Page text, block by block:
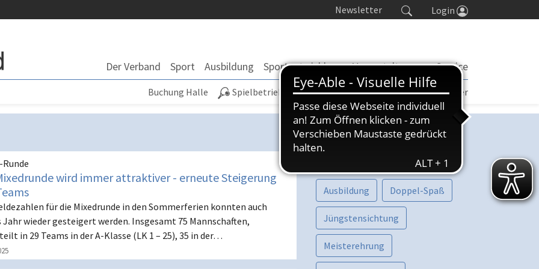
Newsletter Login
Der Verband Sport Ausbildung Sportentwicklung Veranstaltungen Service
Buchung Halle Spielbetrieb | TORP Turniere Seminarkalender
Runde
wird immer attraktiver - erneute Steigerung
für die Mixedrunde in den Sommerferien konnten auch
Jahr wieder gesteigert werden. Insgesamt 75 Mannschaften,
in 29 Teams in der A-Klasse (LK 1 – 25), 35 in der…
Kategorien
Ausbildung Doppel-Spaß
Jüngstensichtung
Meisterehrung